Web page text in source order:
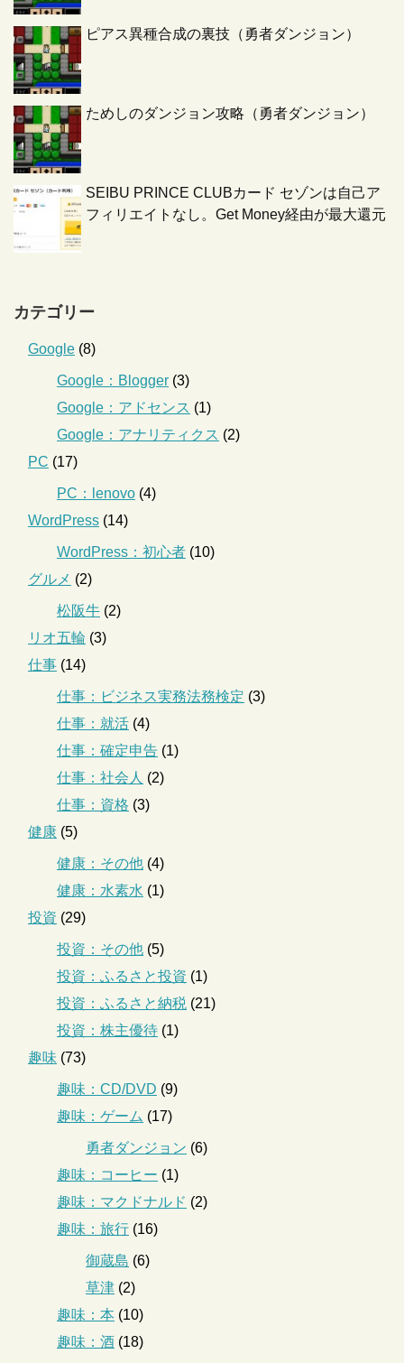
ピアス異種合成の裏技（勇者ダンジョン）
ためしのダンジョン攻略（勇者ダンジョン）
SEIBU PRINCE CLUBカード セゾンは自己ア
フィリエイトなし。Get Money経由が最大還元
カテゴリー
Google (8)
Google：Blogger (3)
Google：アドセンス (1)
Google：アナリティクス (2)
PC (17)
PC：lenovo (4)
WordPress (14)
WordPress：初心者 (10)
グルメ (2)
松阪牛 (2)
リオ五輪 (3)
仕事 (14)
仕事：ビジネス実務法務検定 (3)
仕事：就活 (4)
仕事：確定申告 (1)
仕事：社会人 (2)
仕事：資格 (3)
健康 (5)
健康：その他 (4)
健康：水素水 (1)
投資 (29)
投資：その他 (5)
投資：ふるさと投資 (1)
投資：ふるさと納税 (21)
投資：株主優待 (1)
趣味 (73)
趣味：CD/DVD (9)
趣味：ゲーム (17)
勇者ダンジョン (6)
趣味：コーヒー (1)
趣味：マクドナルド (2)
趣味：旅行 (16)
御蔵島 (6)
草津 (2)
趣味：本 (10)
趣味：酒 (18)